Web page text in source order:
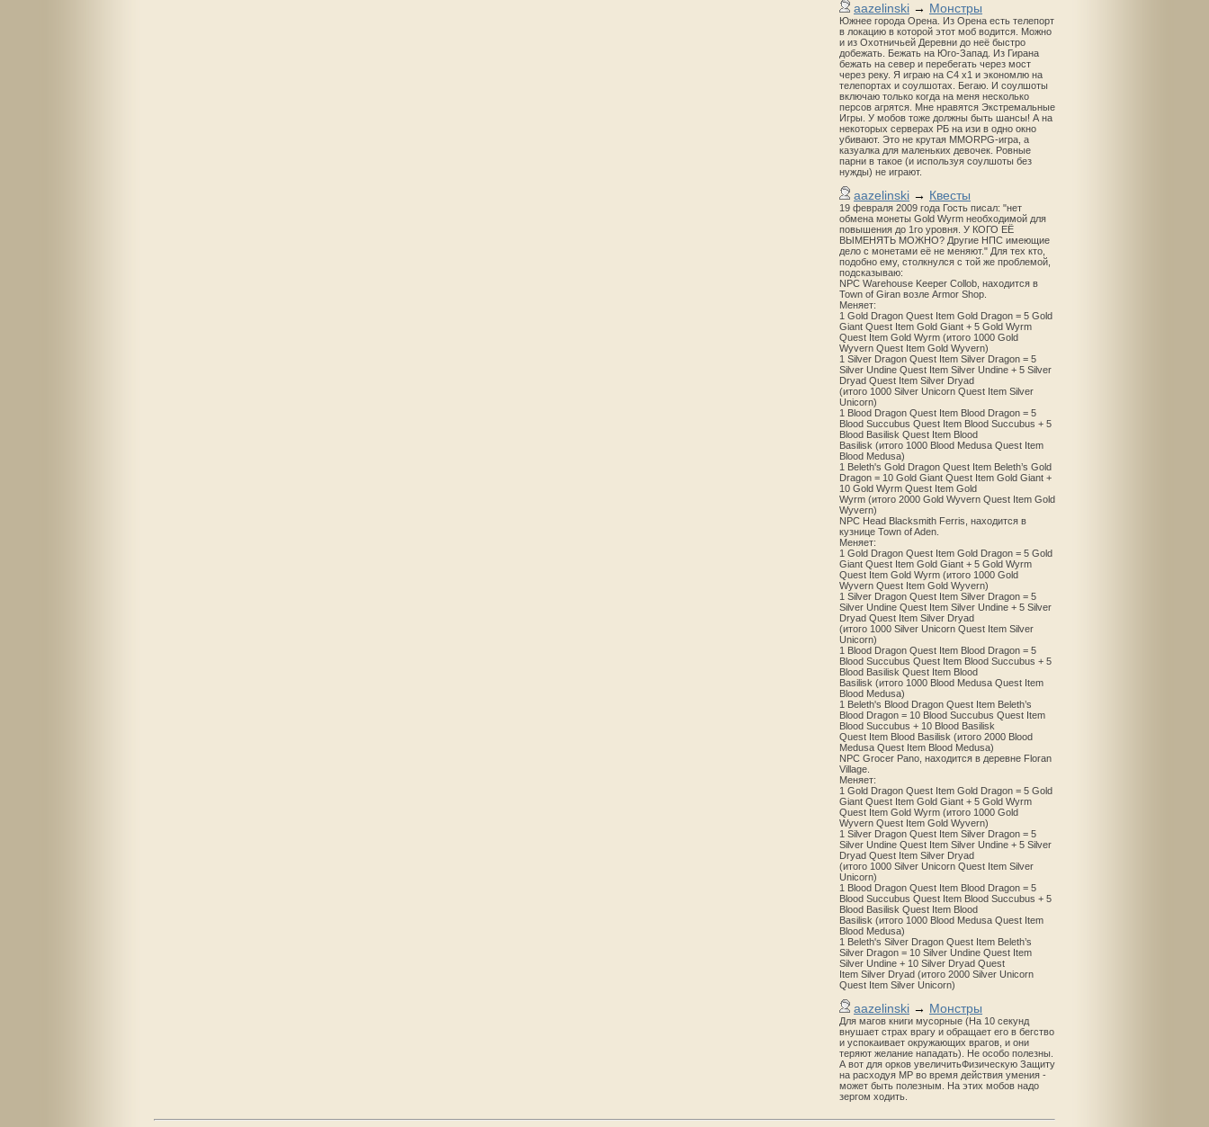
aazelinski → Монстры
Южнее города Орена. Из Орена есть телепорт
в локацию в которой этот моб водится. Можно
и из Охотничьей Деревни до неё быстро
добежать. Бежать на Юго-Запад. Из Гирана
бежать на север и перебегать через мост
через реку. Я играю на С4 х1 и экономлю на
телепортах и соулшотах. Бегаю. И соулшоты
включаю только когда на меня несколько
персов агрятся. Мне нравятся Экстремальные
Игры. У мобов тоже должны быть шансы! А на
некоторых серверах РБ на изи в одно окно
убивают. Это не крутая MMORPG-игра, а
казуалка для маленьких девочек. Ровные
парни в такое (и используя соулшоты без
нужды) не играют.
aazelinski → Квесты
19 февраля 2009 года Гость писал: "нет
обмена монеты Gold Wyrm необходимой для
повышения до 1го уровня. У КОГО ЕЁ
ВЫМЕНЯТЬ МОЖНО? Другие НПС имеющие
дело с монетами её не меняют." Для тех кто,
подобно ему, столкнулся с той же проблемой,
подсказываю:
NPC Warehouse Keeper Collob, находится в
Town of Giran возле Armor Shop.
Меняет:
1 Gold Dragon Quest Item Gold Dragon = 5 Gold
Giant Quest Item Gold Giant + 5 Gold Wyrm
Quest Item Gold Wyrm (итого 1000 Gold
Wyvern Quest Item Gold Wyvern)
1 Silver Dragon Quest Item Silver Dragon = 5
Silver Undine Quest Item Silver Undine + 5 Silver
Dryad Quest Item Silver Dryad
(итого 1000 Silver Unicorn Quest Item Silver
Unicorn)
1 Blood Dragon Quest Item Blood Dragon = 5
Blood Succubus Quest Item Blood Succubus + 5
Blood Basilisk Quest Item Blood
Basilisk (итого 1000 Blood Medusa Quest Item
Blood Medusa)
1 Beleth's Gold Dragon Quest Item Beleth’s Gold
Dragon = 10 Gold Giant Quest Item Gold Giant +
10 Gold Wyrm Quest Item Gold
Wyrm (итого 2000 Gold Wyvern Quest Item Gold
Wyvern)
NPC Head Blacksmith Ferris, находится в
кузнице Town of Aden.
Меняет:
1 Gold Dragon Quest Item Gold Dragon = 5 Gold
Giant Quest Item Gold Giant + 5 Gold Wyrm
Quest Item Gold Wyrm (итого 1000 Gold
Wyvern Quest Item Gold Wyvern)
1 Silver Dragon Quest Item Silver Dragon = 5
Silver Undine Quest Item Silver Undine + 5 Silver
Dryad Quest Item Silver Dryad
(итого 1000 Silver Unicorn Quest Item Silver
Unicorn)
1 Blood Dragon Quest Item Blood Dragon = 5
Blood Succubus Quest Item Blood Succubus + 5
Blood Basilisk Quest Item Blood
Basilisk (итого 1000 Blood Medusa Quest Item
Blood Medusa)
1 Beleth's Blood Dragon Quest Item Beleth’s
Blood Dragon = 10 Blood Succubus Quest Item
Blood Succubus + 10 Blood Basilisk
Quest Item Blood Basilisk (итого 2000 Blood
Medusa Quest Item Blood Medusa)
NPC Grocer Pano, находится в деревне Floran
Village.
Меняет:
1 Gold Dragon Quest Item Gold Dragon = 5 Gold
Giant Quest Item Gold Giant + 5 Gold Wyrm
Quest Item Gold Wyrm (итого 1000 Gold
Wyvern Quest Item Gold Wyvern)
1 Silver Dragon Quest Item Silver Dragon = 5
Silver Undine Quest Item Silver Undine + 5 Silver
Dryad Quest Item Silver Dryad
(итого 1000 Silver Unicorn Quest Item Silver
Unicorn)
1 Blood Dragon Quest Item Blood Dragon = 5
Blood Succubus Quest Item Blood Succubus + 5
Blood Basilisk Quest Item Blood
Basilisk (итого 1000 Blood Medusa Quest Item
Blood Medusa)
1 Beleth's Silver Dragon Quest Item Beleth’s
Silver Dragon = 10 Silver Undine Quest Item
Silver Undine + 10 Silver Dryad Quest
Item Silver Dryad (итого 2000 Silver Unicorn
Quest Item Silver Unicorn)
aazelinski → Монстры
Для магов книги мусорные (На 10 секунд
внушает страх врагу и обращает его в бегство
и успокаивает окружающих врагов, и они
теряют желание нападать). Не особо полезны.
А вот для орков увеличитьФизическую Защиту
на расходуя MP во время действия умения -
может быть полезным. На этих мобов надо
зергом ходить.